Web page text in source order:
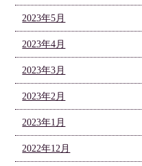
2023年5月
2023年4月
2023年3月
2023年2月
2023年1月
2022年12月